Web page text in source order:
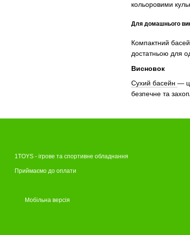
кольоровими
Для домашнього
Компактний
достатньою для
Висновок
Сухий басейн —
безпечне та
1TOYS - ігрове та спортивне обладнання
Приймаємо до оплати
Мобільна версія